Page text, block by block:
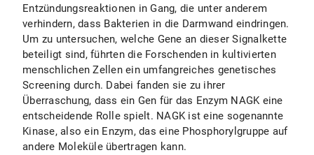
Entzündungsreaktionen in Gang, die unter anderem
verhindern, dass Bakterien in die Darmwand eindringen.
Um zu untersuchen, welche Gene an dieser Signalkette
beteiligt sind, führten die Forschenden in kultivierten
menschlichen Zellen ein umfangreiches genetisches
Screening durch. Dabei fanden sie zu ihrer
Überraschung, dass ein Gen für das Enzym NAGK eine
entscheidende Rolle spielt. NAGK ist eine sogenannte
Kinase, also ein Enzym, das eine Phosphorylgruppe auf
andere Moleküle übertragen kann.